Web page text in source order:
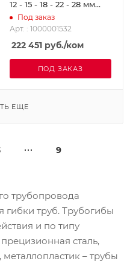
12 - 15 - 18 - 22 - 28 мм
(Робенд) SUPER-EGO
1000001532
Под заказ
Арт. : 1000001532
222 451руб./ком
ПОД ЗАКАЗ
ЕЩЕ
9
трубопровода
гибки труб. Трубогибы
и по типу
сталь,
металлопластик – трубы